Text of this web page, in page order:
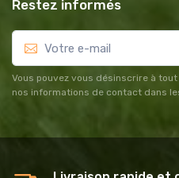
Restez informés
Vous pouvez vous désinscrire à
nos informations de contact dans